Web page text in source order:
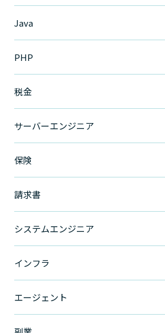
Java
PHP
税金
サーバーエンジニア
保険
請求書
システムエンジニア
インフラ
エージェント